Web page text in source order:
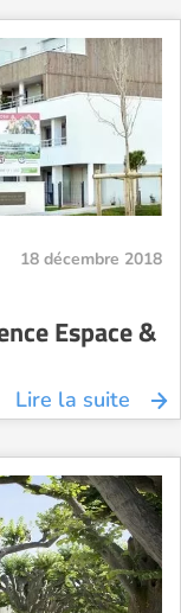
18 décembre 2018
Espace &
Lire la suite